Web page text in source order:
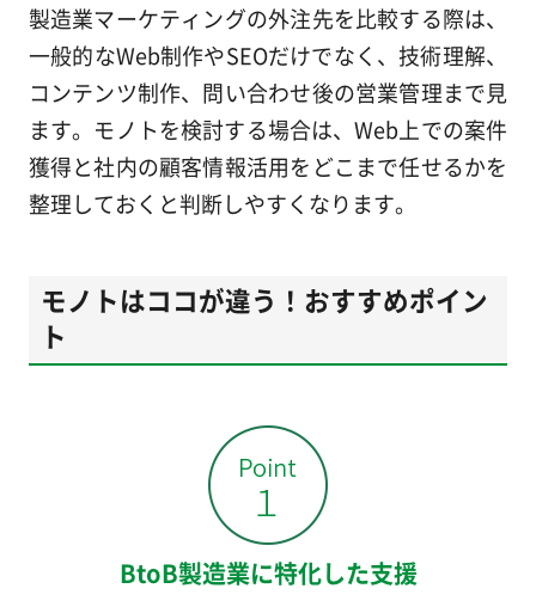
製造業マーケティングの外注先を比較する際は、
一般的なWeb制作やSEOだけでなく、技術理解、
コンテンツ制作、問い合わせ後の営業管理まで見
ます。モノトを検討する場合は、Web上での案件
獲得と社内の顧客情報活用をどこまで任せるかを
整理しておくと判断しやすくなります。
モノトはココが違う！おすすめポイン
ト
BtoB製造業に特化した支援